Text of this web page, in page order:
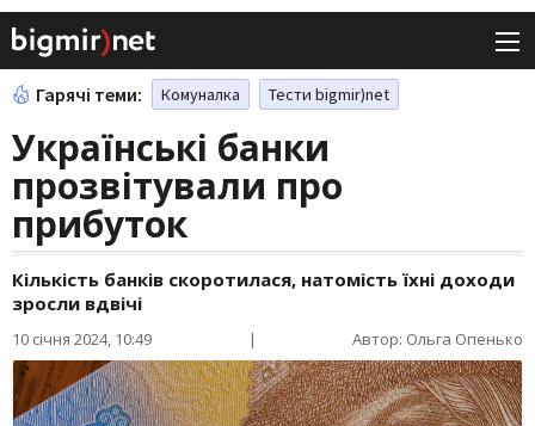
Гарячі теми: Комуналка Тести bigmir)net
Українські банки
прозвітували про
прибуток
Кількість банків скоротилася, натомість їхні доходи
зросли вдвічі
10 січня 2024, 10:49 | Автор: Ольга Опенько